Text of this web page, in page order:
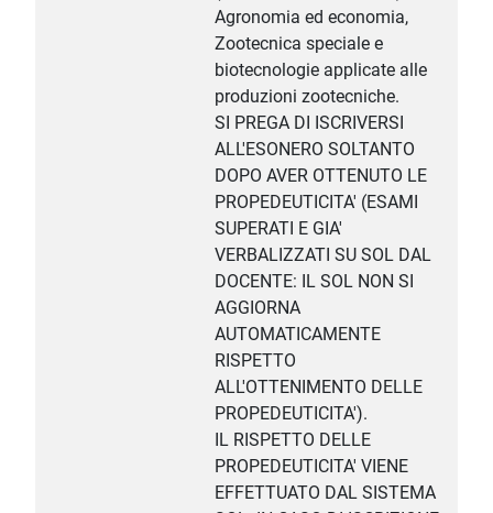
Agronomia ed economia,
Zootecnica speciale e
biotecnologie applicate alle
produzioni zootecniche.
SI PREGA DI ISCRIVERSI
ALL'ESONERO SOLTANTO
DOPO AVER OTTENUTO LE
PROPEDEUTICITA' (ESAMI
SUPERATI E GIA'
VERBALIZZATI SU SOL DAL
DOCENTE: IL SOL NON SI
AGGIORNA
AUTOMATICAMENTE
RISPETTO
ALL'OTTENIMENTO DELLE
PROPEDEUTICITA').
IL RISPETTO DELLE
PROPEDEUTICITA' VIENE
EFFETTUATO DAL SISTEMA